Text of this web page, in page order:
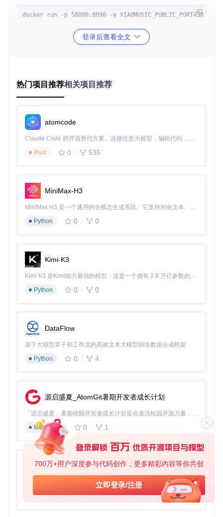
700万+用户深度参与代码创作，更多精彩内容等你共创
立即登录/注册
启动成功后，在浏览器输入"http://你的设备IP:58090"就能看
到控制界面。首次使用只需完成两项设置：输入小米账号密
告别手动操作，语音指令全覆盖
当你正在厨房做饭，双手沾满面粉却想换首歌时，只需说"小
爱同学，下一首"；晚上睡觉前不想下床关音箱？"小爱同学，
量调节等十余种语音指令，彻底解放双手。
传统智能音箱只能识别特定格式的音频文件，而Xiaomusic支
持mp3、flac、wav等几乎所有主流音频格式。系统会自动扫
描本地音乐库，无需手动上传，让你珍藏多年的无损音乐终于
进阶技巧：解锁更多实用功能
打造个性化音乐体验
通过Web界面的"收藏"功能，你可以将喜欢的歌曲标记为收
曲循环、全部循环等多种播放模式，满足不同场景需求。
网络音乐轻松获取
遇到喜欢的在线歌曲？只需在搜索框输入歌名，系统会自动通
过yt-dlp工具下载并保存到本地，以后即使没有网络也能随时
播放。
传统智能音箱方案通常受限于平台版权，只能播放指定音乐库
内容，而Xiaomusic打破了这一限制；市售音乐会员服务每月
需要支付订阅费用，Xiaomusic完全免费开源；其他第三方播
放软件往往需要复杂的网络配置，而Xiaomusic通过Docker实
现一键部署，零基础用户也能轻松上手。
立即尝试部署，3分钟解锁语音点歌自由
无论你是音乐爱好者还是智能家居玩家，Xiaomusic都能为你
带来全新的音乐体验。现在就复制上面的Docker命令，搭建属
于你的智能音乐系统，让小爱音箱真正成为你的专属音乐管
登录后查看全文
热门项目推荐相关项目推荐
atomcode
Claude Code 的开源替代方案。连接任意大模型，编辑代码，运行命令，自动验证 — 全自动执行。用 Rust 构建，极致性能。 ｜ An open-source alternative to Claude Code. Connect any LLM, edit code, run commands, and verify changes — autonomously. Built in Rust for speed. Get Started
Rust
0 535
MiniMax-H3
MiniMax H3 是一个通用的全模态生成系统。它支持对由文本、图像、视频和音频组成的多模态上下文进行统一理解，并能生成分辨率高达 2K、时长可达 15 秒的带原生立体声音频的视频。得益于面向任务泛化的系统设计，H3 在预训练阶段就已具备广泛的多模态上下文理解与生成能力，能够出色地执行复杂的多模态指令。
Python
0 0
Kimi-K3
Kimi K3 是Kimi能力最强的模型：这是一个拥有 2.8 万亿参数的混合专家（MoE）模型，具备原生视觉理解能力，并支持 100 万 token 的上下文窗口。
Python
0 0
DataFlow
基于大模型算子和工作流的高效文本大模型训练数据合成框架
Python
0 4
源启盛夏_AtomGit暑期开发者成长计划
「源启盛夏」暑期校园开发者成长计划旨在激活校园开源力量，通过积分激励、认证扶持、资源倾斜等形式，引导高校组织和开发者完成「入驻 — 建项目 — 做贡献 — 获认证 — 得资源」的完整闭环。无论你是想带领社团入驻平台的组织者，还是希望用代码贡献证明自己的开发者，都能在这里找到属于你的成长路径。
Markdown
0 1
py-xiaozhi
基于Python的Xiaozhi AI，适用于想要完整Xiaozhi体验而无需拥有专用硬件的用户。
Python
0 1